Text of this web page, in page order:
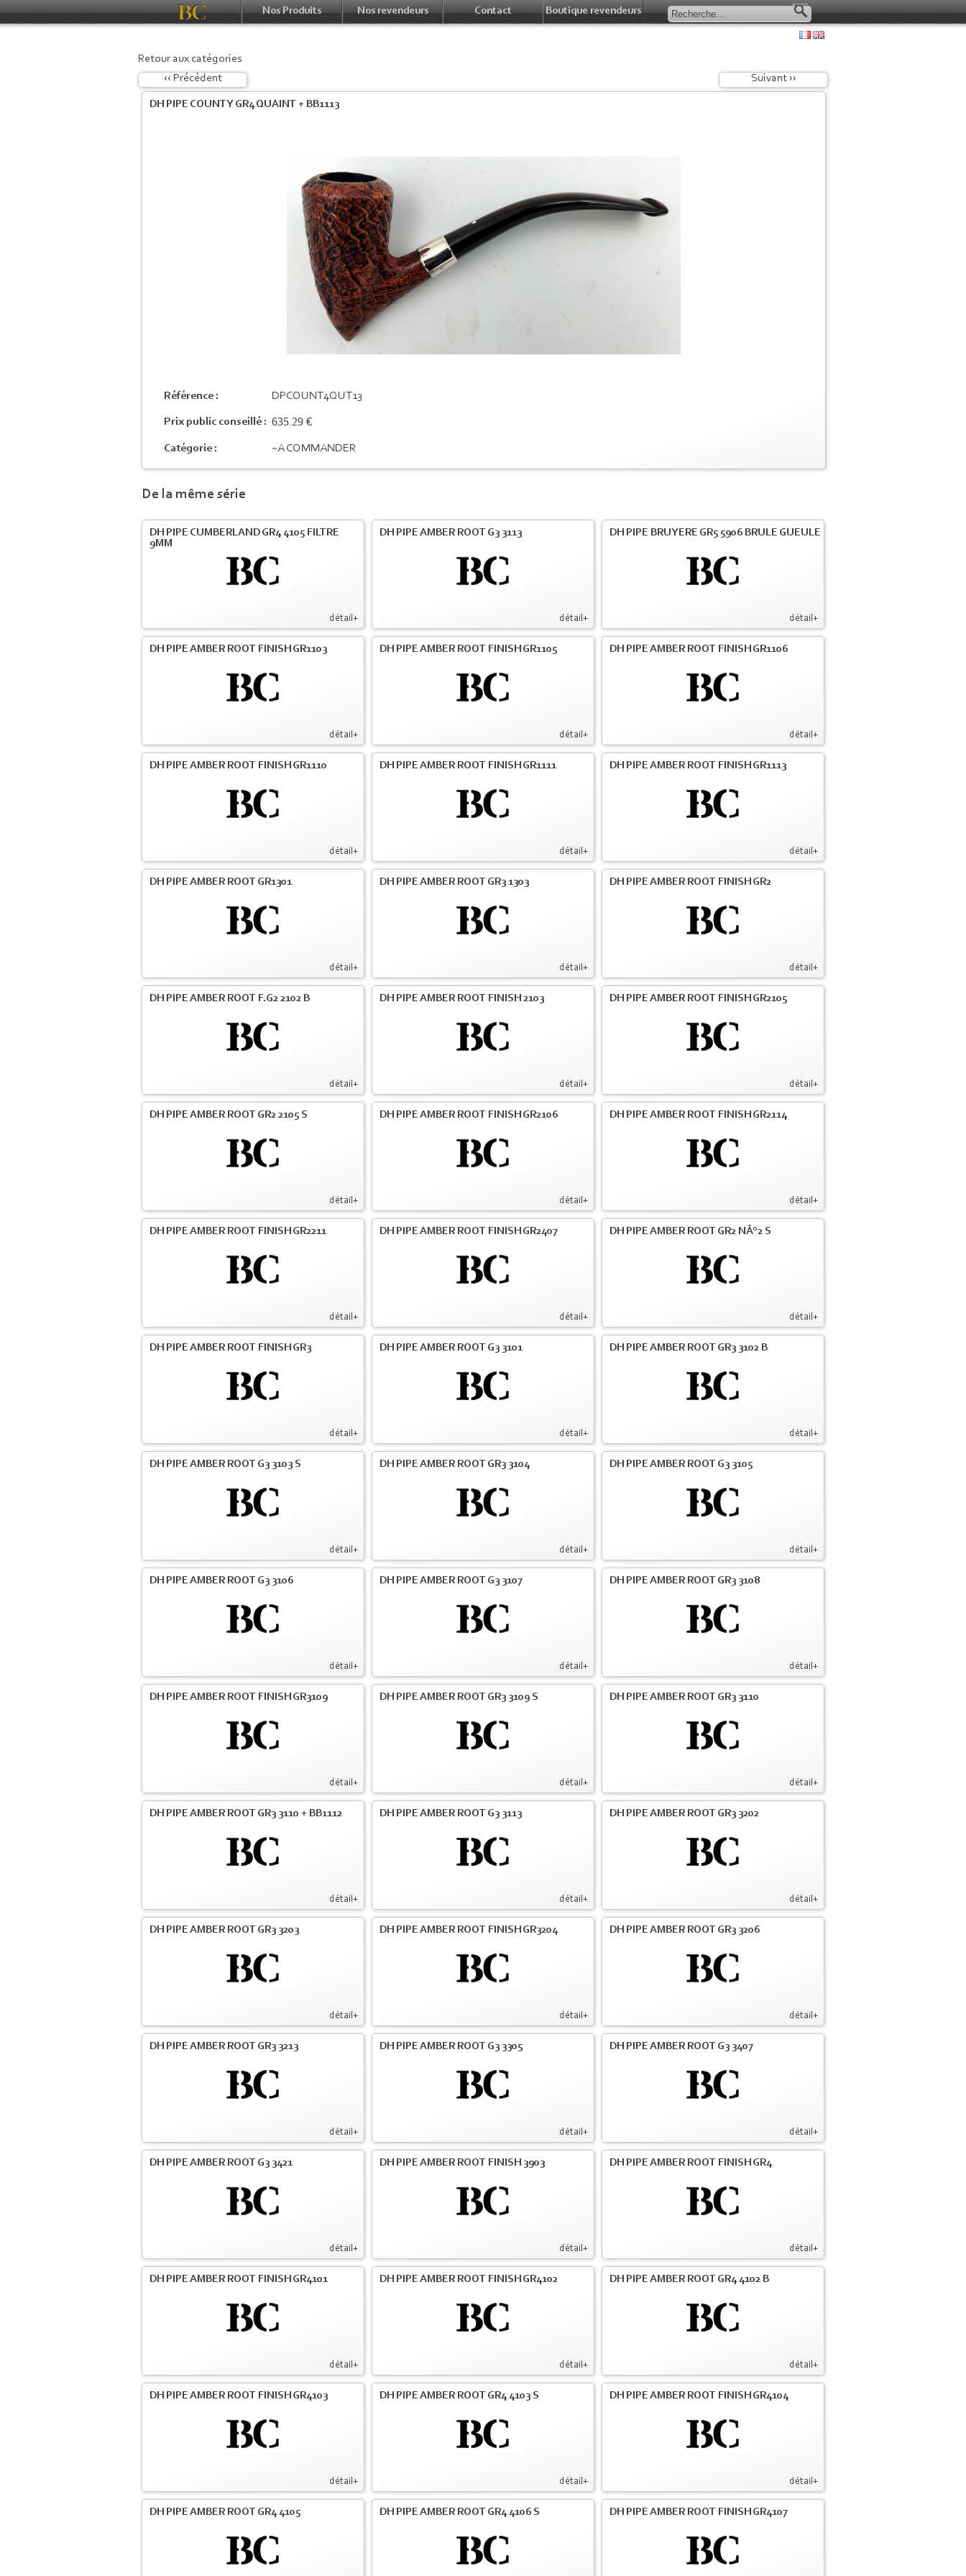
Nos Produits Nos revendeurs Contact Boutique revendeurs
Retour aux catégories
‹‹ Précédent
Suivant ››
DH PIPE COUNTY GR4 QUAINT + BB1113
Référence : DPCOUNT4QUT13
Prix public conseillé : 635.29 €
Catégorie : ~A COMMANDER
De la même série
détail+
DH PIPE CUMBERLAND GR4 4105 FILTRE
9MM
détail+
DH PIPE AMBER ROOT G3 3113
détail+
DH PIPE BRUYERE GR5 5906 BRULE GUEULE
détail+
DH PIPE AMBER ROOT FINISH GR1103
détail+
DH PIPE AMBER ROOT FINISH GR1105
détail+
DH PIPE AMBER ROOT FINISH GR1106
détail+
DH PIPE AMBER ROOT FINISH GR1110
détail+
DH PIPE AMBER ROOT FINISH GR1111
détail+
DH PIPE AMBER ROOT FINISH GR1113
détail+
DH PIPE AMBER ROOT GR1301
détail+
DH PIPE AMBER ROOT GR3 1303
détail+
DH PIPE AMBER ROOT FINISH GR2
détail+
DH PIPE AMBER ROOT F.G2 2102 B
détail+
DH PIPE AMBER ROOT FINISH 2103
détail+
DH PIPE AMBER ROOT FINISH GR2105
détail+
DH PIPE AMBER ROOT GR2 2105 S
détail+
DH PIPE AMBER ROOT FINISH GR2106
détail+
DH PIPE AMBER ROOT FINISH GR2114
détail+
DH PIPE AMBER ROOT FINISH GR2211
détail+
DH PIPE AMBER ROOT FINISH GR2407
détail+
DH PIPE AMBER ROOT GR2 NÂ°2 S
détail+
DH PIPE AMBER ROOT FINISH GR3
détail+
DH PIPE AMBER ROOT G3 3101
détail+
DH PIPE AMBER ROOT GR3 3102 B
détail+
DH PIPE AMBER ROOT G3 3103 S
détail+
DH PIPE AMBER ROOT GR3 3104
détail+
DH PIPE AMBER ROOT G3 3105
détail+
DH PIPE AMBER ROOT G3 3106
détail+
DH PIPE AMBER ROOT G3 3107
détail+
DH PIPE AMBER ROOT GR3 3108
détail+
DH PIPE AMBER ROOT FINISH GR3109
détail+
DH PIPE AMBER ROOT GR3 3109 S
détail+
DH PIPE AMBER ROOT GR3 3110
détail+
DH PIPE AMBER ROOT GR3 3110 + BB1112
détail+
DH PIPE AMBER ROOT G3 3113
détail+
DH PIPE AMBER ROOT GR3 3202
détail+
DH PIPE AMBER ROOT GR3 3203
détail+
DH PIPE AMBER ROOT FINISH GR3204
détail+
DH PIPE AMBER ROOT GR3 3206
détail+
DH PIPE AMBER ROOT GR3 3213
détail+
DH PIPE AMBER ROOT G3 3305
détail+
DH PIPE AMBER ROOT G3 3407
détail+
DH PIPE AMBER ROOT G3 3421
détail+
DH PIPE AMBER ROOT FINISH 3903
détail+
DH PIPE AMBER ROOT FINISH GR4
détail+
DH PIPE AMBER ROOT FINISH GR4101
détail+
DH PIPE AMBER ROOT FINISH GR4102
détail+
DH PIPE AMBER ROOT GR4 4102 B
détail+
DH PIPE AMBER ROOT FINISH GR4103
détail+
DH PIPE AMBER ROOT GR4 4103 S
détail+
DH PIPE AMBER ROOT FINISH GR4104
DH PIPE AMBER ROOT GR4 4105 DH PIPE AMBER ROOT GR4 4106 S DH PIPE AMBER ROOT FINISH GR4107